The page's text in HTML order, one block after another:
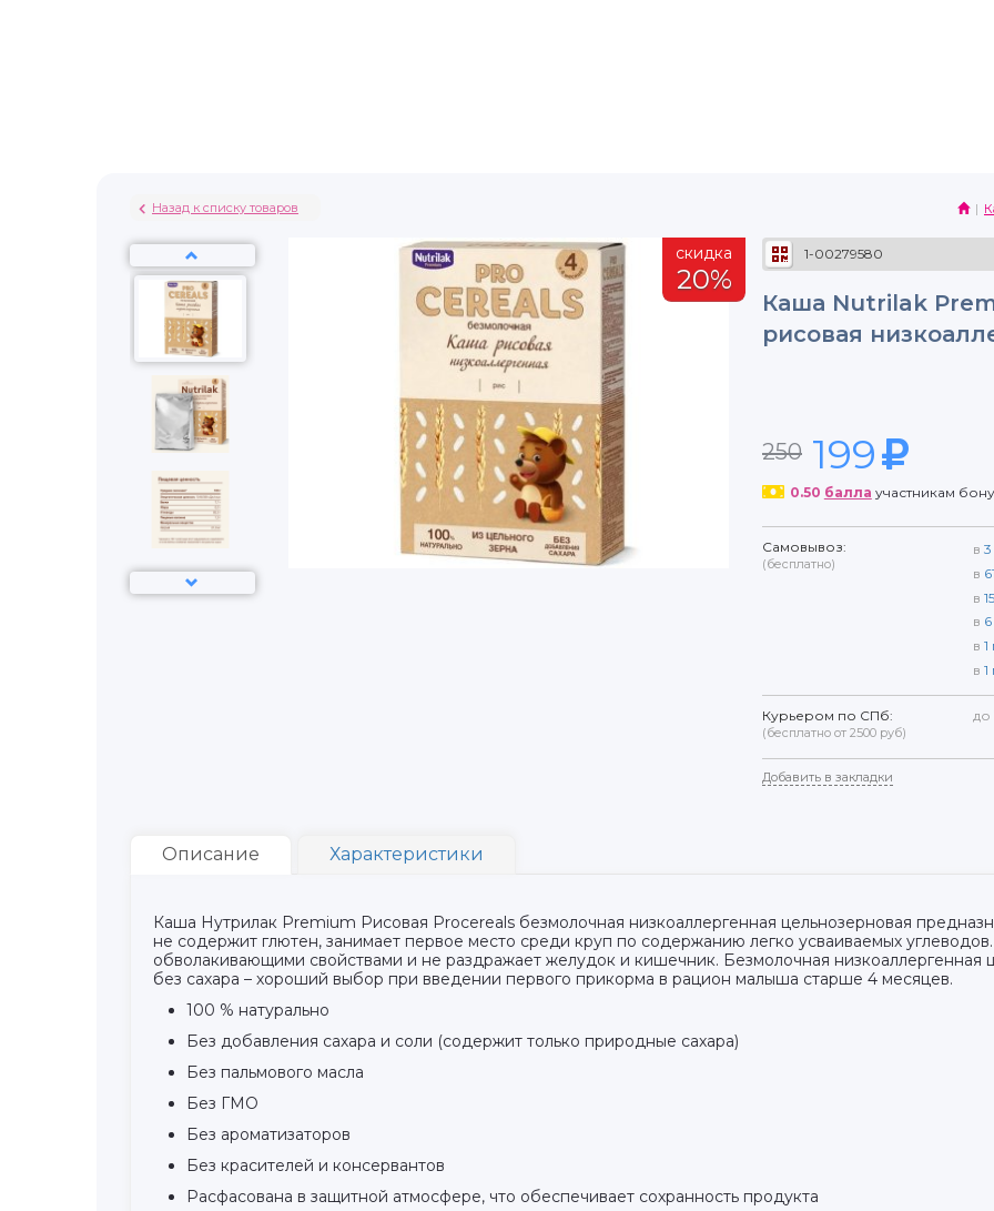
Назад к списку товаров
скидка
20%
1-00279580
Каша Nutrilak
рисовая
250 199
0.50 балла участникам
Самовывоз:
(бесплатно)
в 3
в 61
в 15
в 6
в 1
в 1
Курьером по СПб:
(бесплатно от 2500 руб)
до
Добавить в закладки
Описание Характеристики
Каша Нутрилак Premium Рисовая Procereals безмолочная низкоаллергенная цельнозерновая
не содержит глютен, занимает первое место среди круп по содержанию легко усваиваемых
обволакивающими свойствами и не раздражает желудок и кишечник. Безмолочная низкоаллергенная
без сахара – хороший выбор при введении первого прикорма в рацион малыша старше 4 месяцев.
100 % натурально
Без добавления сахара и соли (содержит только природные сахара)
Без пальмового масла
Без ГМО
Без ароматизаторов
Без красителей и консервантов
Расфасована в защитной атмосфере, что обеспечивает сохранность продукта